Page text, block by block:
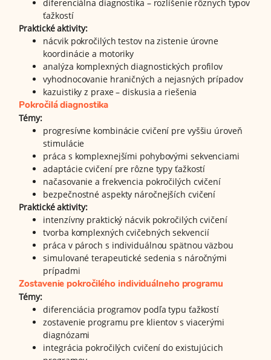
diferenciálna diagnostika – rozlíšenie rôznych typov
ťažkostí
Praktické aktivity:
nácvik pokročilých testov na zistenie úrovne
koordinácie a motoriky
analýza komplexných diagnostických profilov
vyhodnocovanie hraničných a nejasných prípadov
kazuistiky z praxe – diskusia a riešenia
Pokročilá diagnostika
Témy:
progresívne kombinácie cvičení pre vyššiu úroveň
stimulácie
práca s komplexnejšími pohybovými sekvenciami
adaptácie cvičení pre rôzne typy ťažkostí
načasovanie a frekvencia pokročilých cvičení
bezpečnostné aspekty náročnejších cvičení
Praktické aktivity:
intenzívny praktický nácvik pokročilých cvičení
tvorba komplexných cvičebných sekvencií
práca v pároch s individuálnou spätnou väzbou
simulované terapeutické sedenia s náročnými
prípadmi
Zostavenie pokročilého individuálneho programu
Témy:
diferenciácia programov podľa typu ťažkostí
zostavenie programu pre klientov s viacerými
diagnózami
integrácia pokročilých cvičení do existujúcich